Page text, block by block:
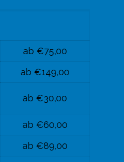
ab €75,00
ab €149,00
ab €30,00
ab €60,00
ab €89,00